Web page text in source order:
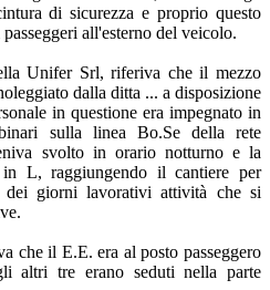
di sicurezza e proprio questo
all'esterno del veicolo.
Unifer Srl, riferiva che il mezzo
dalla ditta ... a disposizione
in questione era impegnato in
sulla linea Bo.Se della rete
svolto in orario notturno e la
L, raggiungendo il cantiere per
giorni lavorativi attività che si
che il E.E. era al posto passeggero
altri tre erano seduti nella parte